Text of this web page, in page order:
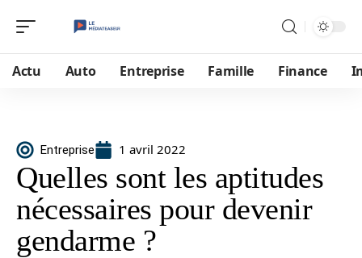
Actu Auto Entreprise Famille Finance
Entreprise 1 avril 2022
Quelles sont les aptitudes
nécessaires pour devenir
gendarme ?